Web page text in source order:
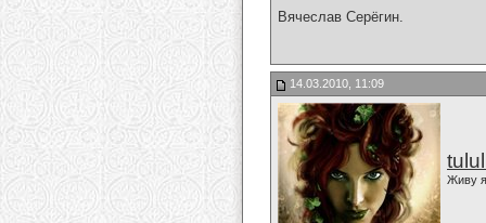
Вячеслав Серёгин.
14.03.2010, 11:09
Живу